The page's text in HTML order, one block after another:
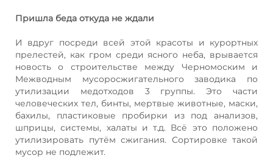
Пришла беда откуда не ждали
И вдруг посреди всей этой красоты и курортных
прелестей, как гром среди ясного неба, врывается
новость о строительстве между Черномоским и
Межводным мусоросжигательного заводика по
утилизации медотходов 3 группы. Это части
человеческих тел, бинты, мертвые животные, маски,
бахилы, пластиковые пробирки из под анализов,
шприцы, системы, халаты и т.д. Всё это положено
утилизировать путём сжигания. Сортировке такой
мусор не подлежит.